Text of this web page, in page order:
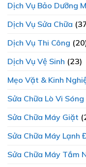
Dịch Vụ Bảo Dưỡng
Dịch Vụ Sửa Chữa
Dịch Vụ Thi Công
Dịch Vụ Vệ Sinh (23)
Mẹo Vặt & Kinh
Sửa Chữa Lò Vi Sóng
Sửa Chữa Máy Giặt
Sửa Chữa Máy Lạnh
Sửa Chữa Máy Tắm